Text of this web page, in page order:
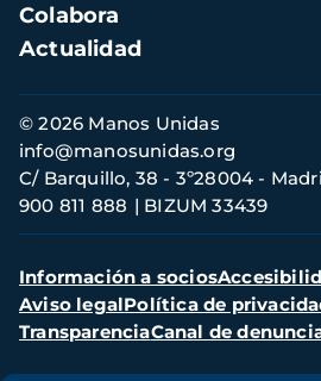
Colabora
Actualidad
Información
de
contacto
© 2026 Manos Unidas
C/ Barquillo, 38 - 3º28004 -
900 811 888
BIZUM 33439
info@manosunidas.org
Menú
secundario
Información a socios
Aviso legalPolítica de
TransparenciaCanal de